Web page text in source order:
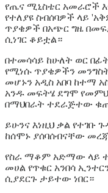
የጤና ሚኒስቴር አመራሮች
የተለያዩ ስብሰባዎች ላይ
ጥያቄዎች በአጭር ግዜ
ሲነገር ቆይቷል።
በተመሳሳይ ከሁለት ወር
የሚነሱ ጥያቄዎችን
መሆኑን አዲስ አበባ ከተማ
አንዱ መፍትሄ ደግሞ
በማህበራት ተደራጅተው
ይሁንና እነዚህ ቃል የተገቡ
ከሰሞኑ ያሰባሰብናቸው
የስራ ማቆም አድማው ላይ
መሀል የጥቁር አንበሳ
ሲያደርጉ ታይተው ነበር።